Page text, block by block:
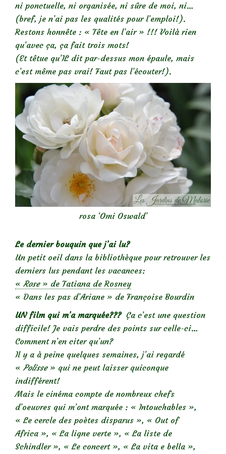
ni ponctuelle, ni organisée, ni sûre de moi, ni…
(bref, je n’ai pas les qualités pour l’emploi!).
Restons honnête : « Tête en l’air » !!! Voilà rien
qu’avec ça, ça fait trois mots!
(Et têtue qu’IL dit par-dessus mon épaule, mais
c’est même pas vrai! Faut pas l’écouter!).
rosa ‘Omi Oswald’
Le dernier bouquin que j’ai lu?
Un petit oeil dans la bibliothèque pour retrouver les
derniers lus pendant les vacances:
«Rose» de Tatiana de Rosney
« Dans les pas d’Ariane » de Françoise Bourdin
UN film qui m’a marquée??? Ça c’est une question
difficile! Je vais perdre des points sur celle-ci…
Comment n’en citer qu’un?
Il y a à peine quelques semaines, j’ai regardé
«Polisse» qui ne peut laisser quiconque
indifférent!
Mais le cinéma compte de nombreux chefs
d’oeuvres qui m’ont marquée : « Intouchables »,
« Le cercle des poètes disparus », « Out of
Africa », « La ligne verte », « La liste de
Schindler », « Le concert », « La vita e bella »,